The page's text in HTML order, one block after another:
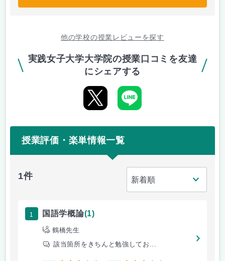
他の学校の授業レビューを探す
実践女子大学大学院の授業口コミを友達
にシェアする
授業評価・楽単情報一覧
1件
1 国語学概論(1)
鶴橋先生
該当箇所をきちんと勉強してお...